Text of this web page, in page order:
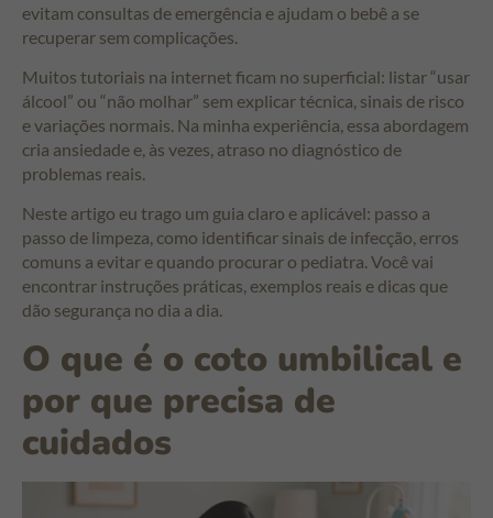
evitam consultas de emergência e ajudam o bebê a se
recuperar sem complicações.
Muitos tutoriais na internet ficam no superficial: listar “usar
álcool” ou “não molhar” sem explicar técnica, sinais de risco
e variações normais. Na minha experiência, essa abordagem
cria ansiedade e, às vezes, atraso no diagnóstico de
problemas reais.
Neste artigo eu trago um guia claro e aplicável: passo a
passo de limpeza, como identificar sinais de infecção, erros
comuns a evitar e quando procurar o pediatra. Você vai
encontrar instruções práticas, exemplos reais e dicas que
dão segurança no dia a dia.
O que é o coto umbilical e
por que precisa de
cuidados